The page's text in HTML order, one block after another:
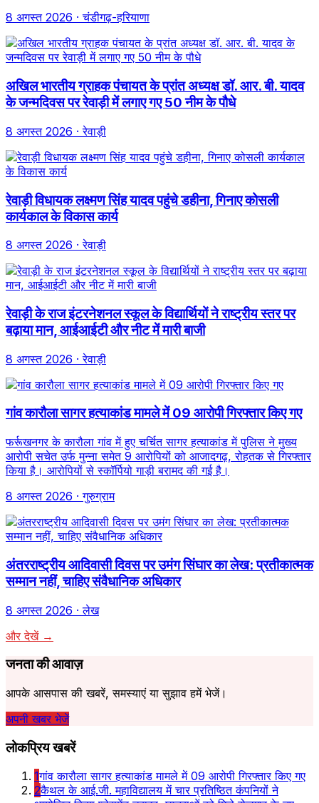
8 अगस्त 2026 · चंडीगढ़-हरियाणा
अखिल भारतीय ग्राहक पंचायत के प्रांत अध्यक्ष डॉ. आर. बी. यादव
के जन्मदिवस पर रेवाड़ी में लगाए गए 50 नीम के पौधे
8 अगस्त 2026 · रेवाड़ी
रेवाड़ी विधायक लक्ष्मण सिंह यादव पहुंचे डहीना, गिनाए कोसली
कार्यकाल के विकास कार्य
8 अगस्त 2026 · रेवाड़ी
रेवाड़ी के राज इंटरनेशनल स्कूल के विद्यार्थियों ने राष्ट्रीय स्तर पर
बढ़ाया मान, आईआईटी और नीट में मारी बाजी
8 अगस्त 2026 · रेवाड़ी
गांव कारौला सागर हत्याकांड मामले में 09 आरोपी गिरफ्तार किए गए
फर्रूखनगर के कारौला गांव में हुए चर्चित सागर हत्याकांड में पुलिस ने मुख्य
आरोपी सचेत उर्फ मुन्ना समेत 9 आरोपियों को आजादगढ़, रोहतक से गिरफ्तार
किया है। आरोपियों से स्कॉर्पियो गाड़ी बरामद की गई है।
8 अगस्त 2026 · गुरुग्राम
अंतरराष्ट्रीय आदिवासी दिवस पर उमंग सिंघार का लेख: प्रतीकात्मक
सम्मान नहीं, चाहिए संवैधानिक अधिकार
8 अगस्त 2026 · लेख
और देखें →
जनता की आवाज़
आपके आसपास की खबरें, समस्याएं या सुझाव हमें भेजें।
अपनी खबर भेजें
लोकप्रिय खबरें
1गांव कारौला सागर हत्याकांड मामले में 09 आरोपी गिरफ्तार किए गए
2कैथल के आई.जी. महाविद्यालय में चार प्रतिष्ठित कंपनियों ने